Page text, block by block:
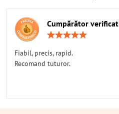
Cumpărător verificat
Fiabil, precis, rapid.
Recomand tuturor.